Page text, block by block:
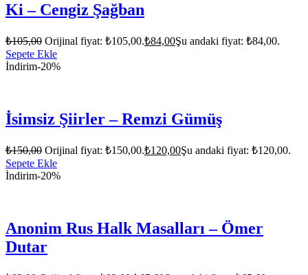
Ki – Cengiz Şağban
₺105,00 Orijinal fiyat: ₺105,00.₺84,00Şu andaki fiyat: ₺84,00.
Sepete Ekle
İndirim-20%
İsimsiz Şiirler – Remzi Gümüş
₺150,00 Orijinal fiyat: ₺150,00.₺120,00Şu andaki fiyat: ₺120,00.
Sepete Ekle
İndirim-20%
Anonim Rus Halk Masalları – Ömer
Dutar